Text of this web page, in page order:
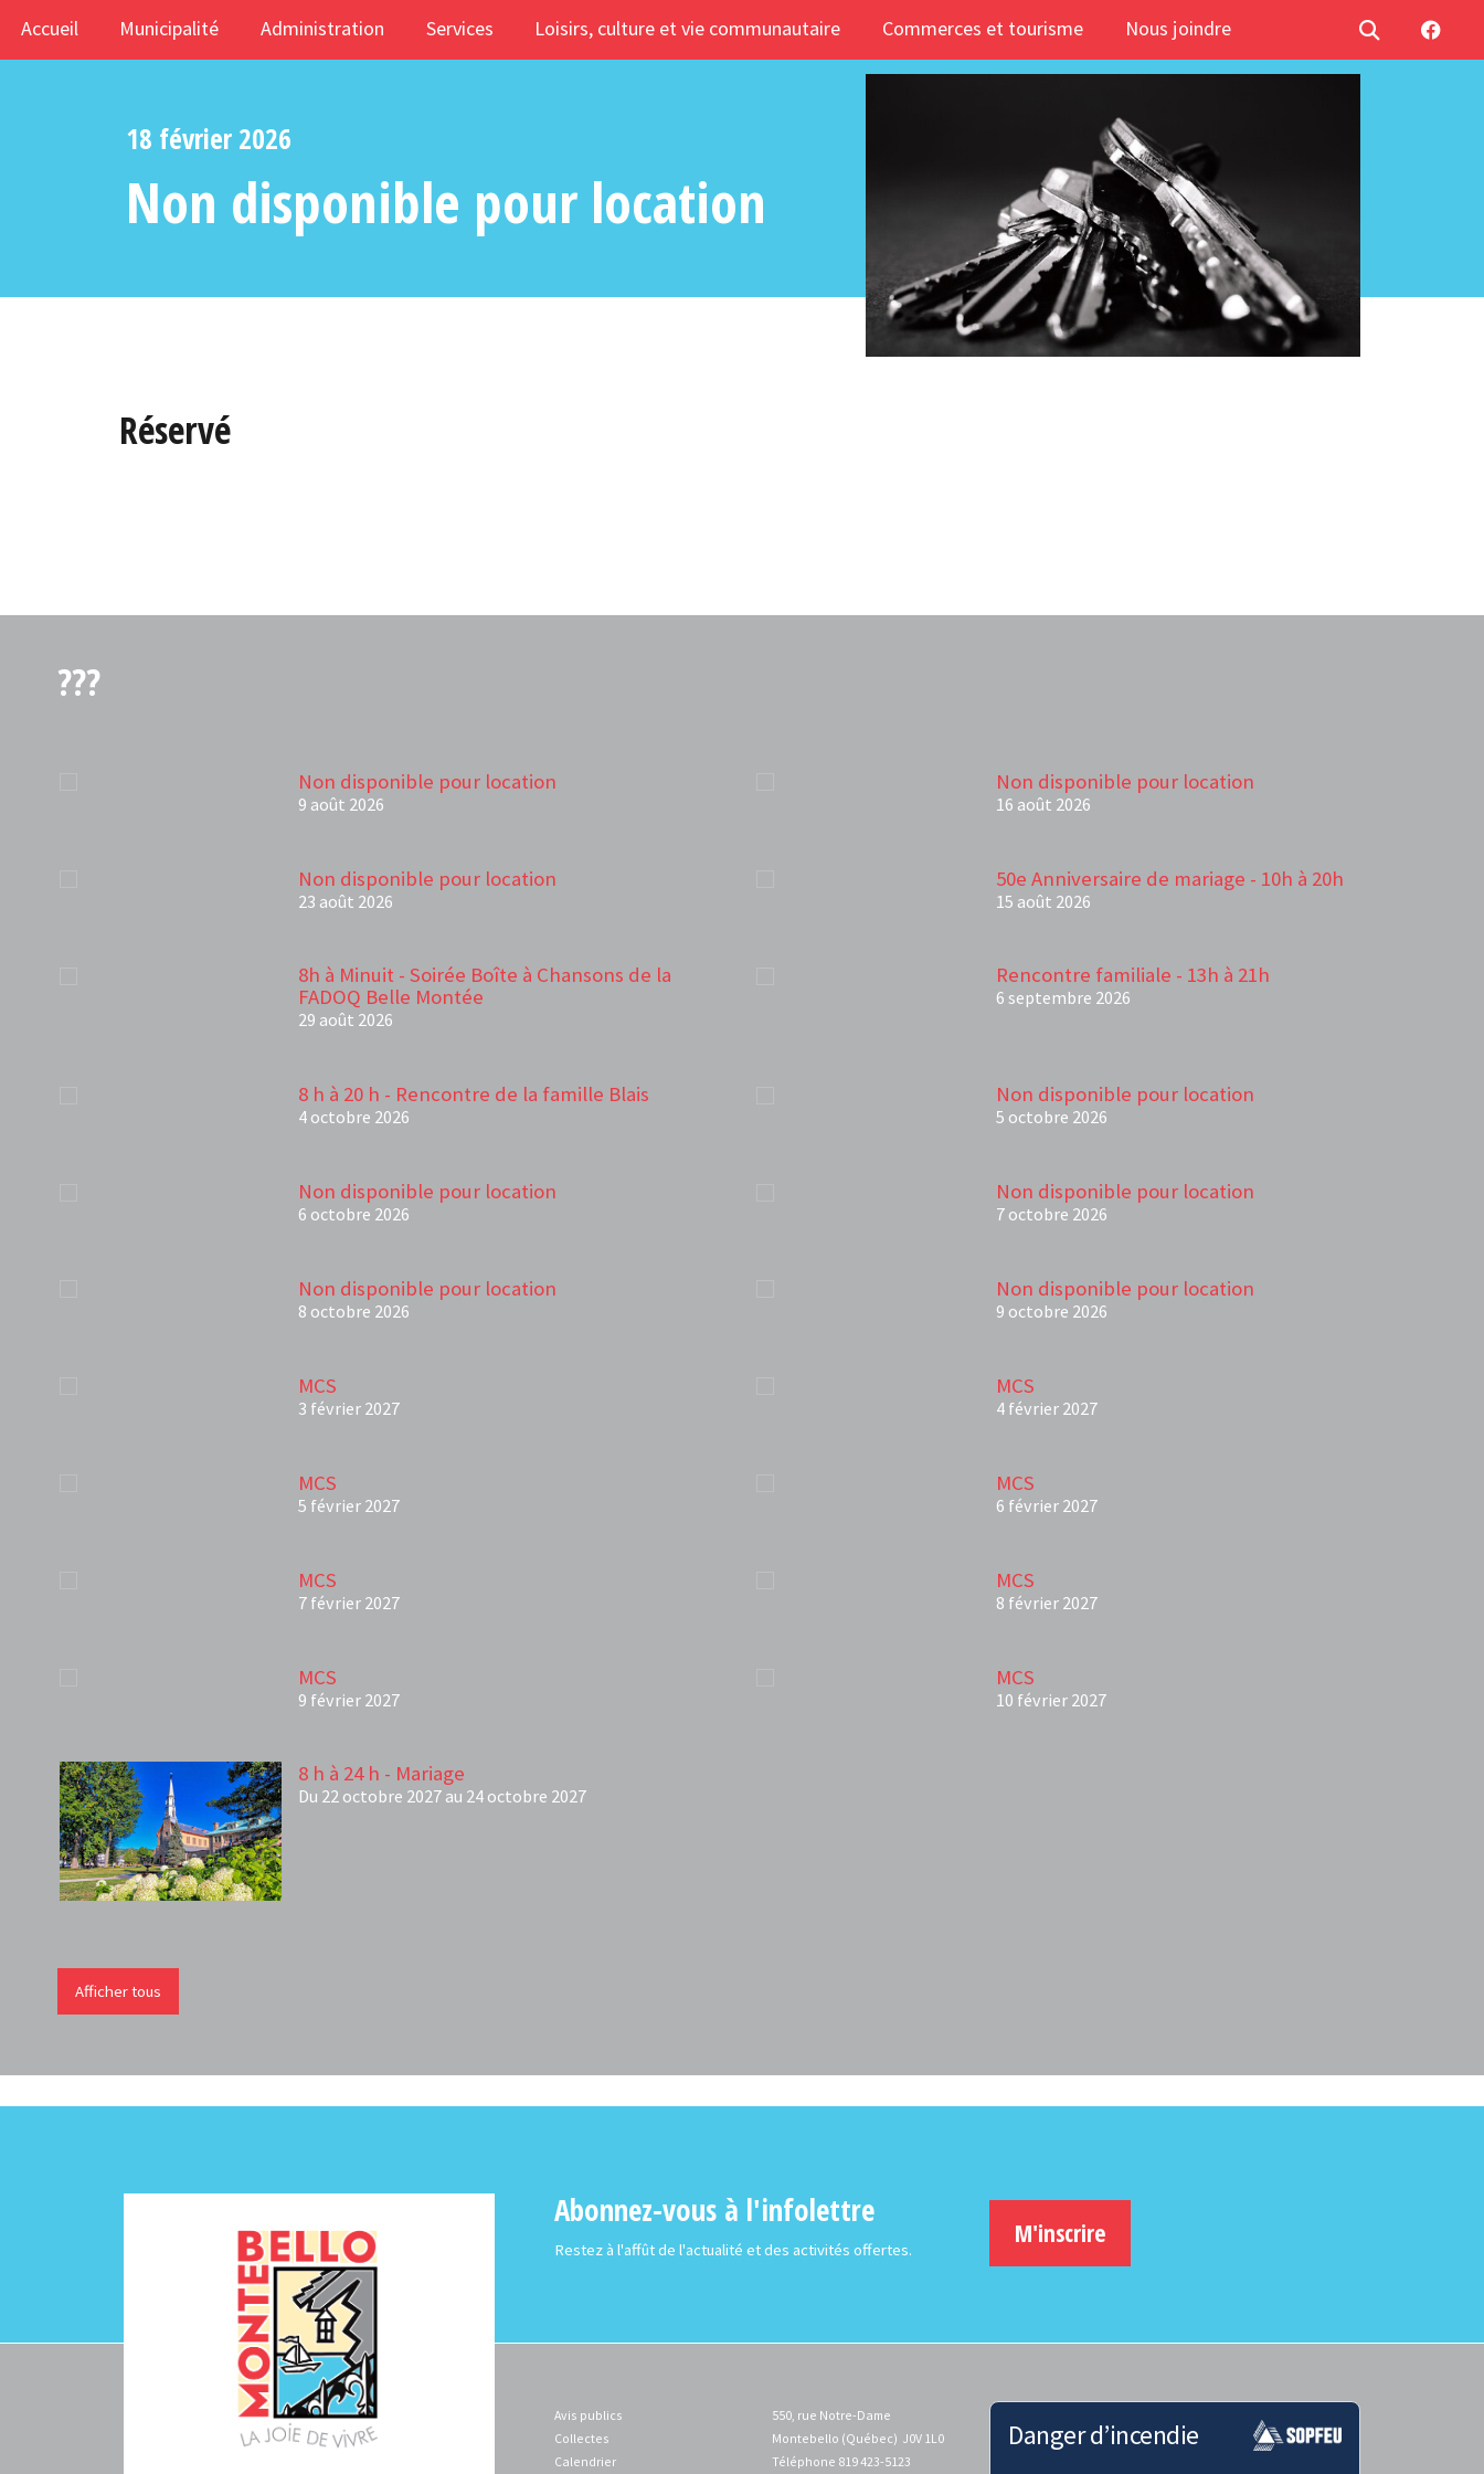
Accueil Municipalité Administration Services Loisirs, culture et vie communautaire Commerces et tourisme Nous joindre
18 février 2026
Non disponible pour location
Réservé
???
Non disponible pour location
9 août 2026
Non disponible pour location
16 août 2026
Non disponible pour location
23 août 2026
50e Anniversaire de mariage - 10h à 20h
15 août 2026
8h à Minuit - Soirée Boîte à Chansons de la
FADOQ Belle Montée
29 août 2026
Rencontre familiale - 13h à 21h
6 septembre 2026
8 h à 20 h - Rencontre de la famille Blais
4 octobre 2026
Non disponible pour location
5 octobre 2026
Non disponible pour location
6 octobre 2026
Non disponible pour location
7 octobre 2026
Non disponible pour location
8 octobre 2026
Non disponible pour location
9 octobre 2026
MCS
3 février 2027
MCS
4 février 2027
MCS
5 février 2027
MCS
6 février 2027
MCS
7 février 2027
MCS
8 février 2027
MCS
9 février 2027
MCS
10 février 2027
8 h à 24 h - Mariage
Du 22 octobre 2027 au 24 octobre 2027
Afficher tous
Abonnez-vous à l'infolettre
Restez à l'affût de l'actualité et des activités offertes.
M'inscrire
Avis publics
Collectes
Calendrier
550, rue Notre-Dame
Montebello (Québec) J0V 1L0
Téléphone 819 423-5123
Danger d’incendie